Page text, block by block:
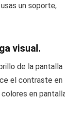
un soporte,
visual.
de la pantalla
el contraste en
en